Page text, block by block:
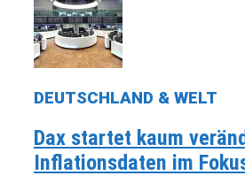
DEUTSCHLAND & WELT
Dax startet kaum
Inflationsdaten im